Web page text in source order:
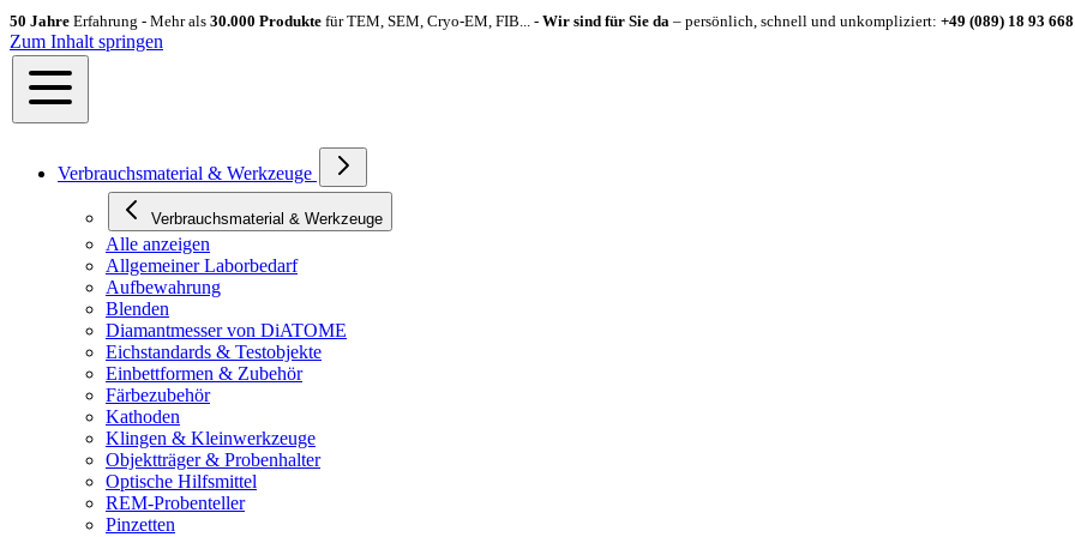
50 Jahre Erfahrung - Mehr als 30.000 Produkte für TEM, SEM, Cryo-EM, FIB... - Wir sind für Sie da – persönlich, schnell und unkompliziert: +49 (089) 18 93
Zum Inhalt springen
Verbrauchsmaterial & Werkzeuge
Verbrauchsmaterial & Werkzeuge
Alle anzeigen
Allgemeiner Laborbedarf
Aufbewahrung
Blenden
Diamantmesser von DiATOME
Eichstandards & Testobjekte
Einbettformen & Zubehör
Färbezubehör
Kathoden
Klingen & Kleinwerkzeuge
Objektträger & Probenhalter
Optische Hilfsmittel
REM-Probenteller
Pinzetten